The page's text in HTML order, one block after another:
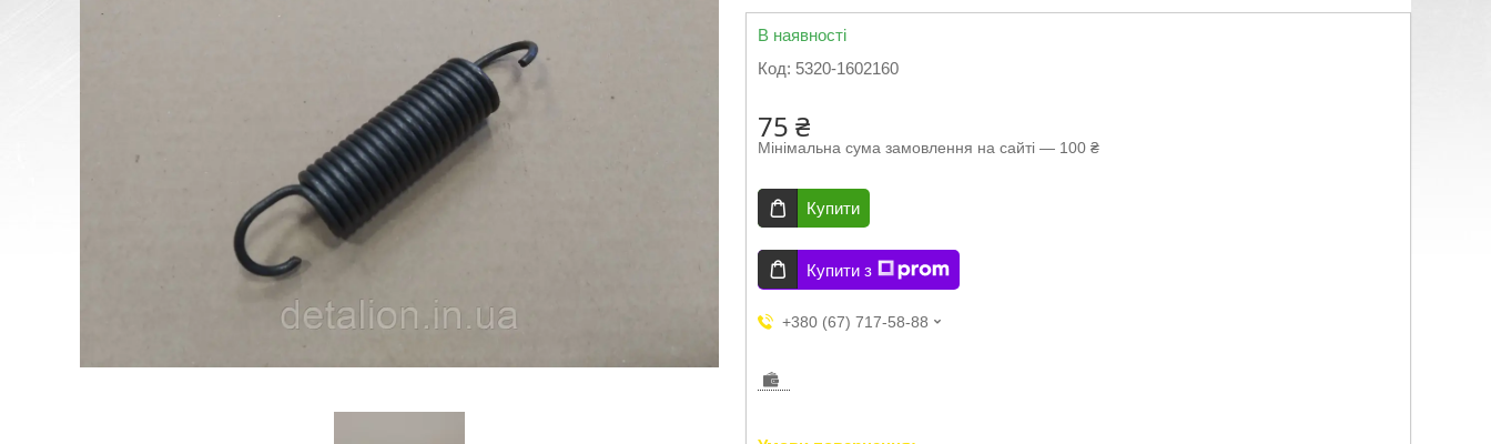
В наявності
Код: 5320-1602160
75 ₴
Мінімальна сума замовлення на сайті — 100 ₴
Купити
Купити з
+380 (67) 717-58-88